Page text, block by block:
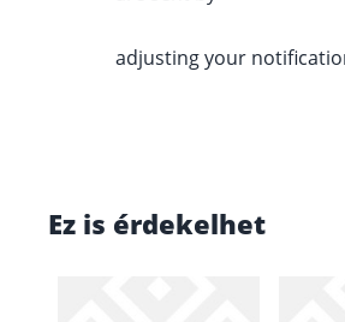
adjusting your
Ez is érdekelhet